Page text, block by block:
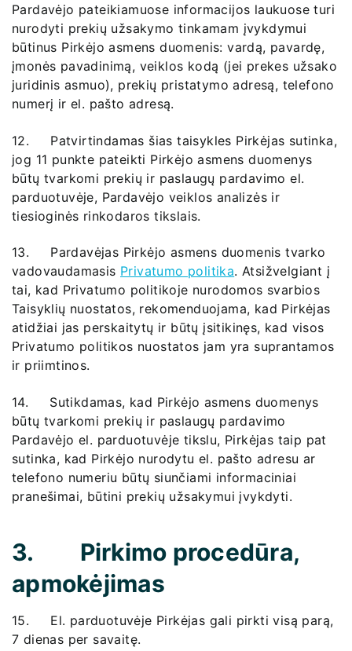
Pardavėjo pateikiamuose informacijos laukuose turi
nurodyti prekių užsakymo tinkamam įvykdymui
būtinus Pirkėjo asmens duomenis: vardą, pavardę,
įmonės pavadinimą, veiklos kodą (jei prekes užsako
juridinis asmuo), prekių pristatymo adresą, telefono
numerį ir el. pašto adresą.
12. Patvirtindamas šias taisykles Pirkėjas sutinka,
jog 11 punkte pateikti Pirkėjo asmens duomenys
būtų tvarkomi prekių ir paslaugų pardavimo el.
parduotuvėje, Pardavėjo veiklos analizės ir
tiesioginės rinkodaros tikslais.
13. Pardavėjas Pirkėjo asmens duomenis tvarko
vadovaudamasis Privatumo politika. Atsižvelgiant į
tai, kad Privatumo politikoje nurodomos svarbios
Taisyklių nuostatos, rekomenduojama, kad Pirkėjas
atidžiai jas perskaitytų ir būtų įsitikinęs, kad visos
Privatumo politikos nuostatos jam yra suprantamos
ir priimtinos.
14. Sutikdamas, kad Pirkėjo asmens duomenys
būtų tvarkomi prekių ir paslaugų pardavimo
Pardavėjo el. parduotuvėje tikslu, Pirkėjas taip pat
sutinka, kad Pirkėjo nurodytu el. pašto adresu ar
telefono numeriu būtų siunčiami informaciniai
pranešimai, būtini prekių užsakymui įvykdyti.
3. Pirkimo procedūra,
apmokėjimas
15. El. parduotuvėje Pirkėjas gali pirkti visą parą,
7 dienas per savaitę.